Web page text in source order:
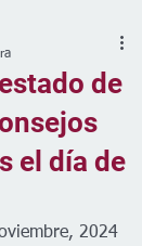
de
el día de
2024